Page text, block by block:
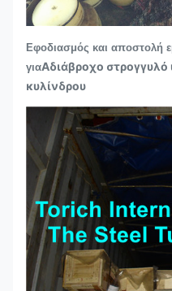
Εφοδιασμός και αποστολή
γιαΑδιάβροχο
κυλίνδρου